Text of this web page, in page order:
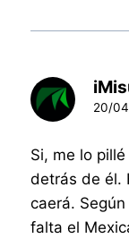
20/
Si, me lo
detrás de él.
caerá.
falta el